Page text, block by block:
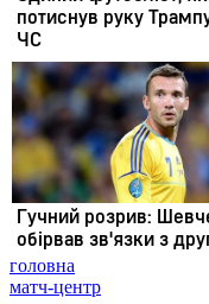
головна
матч-центр